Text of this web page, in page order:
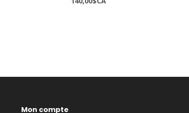
Mon compte